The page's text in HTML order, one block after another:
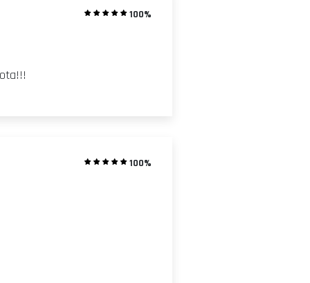
100%
100%